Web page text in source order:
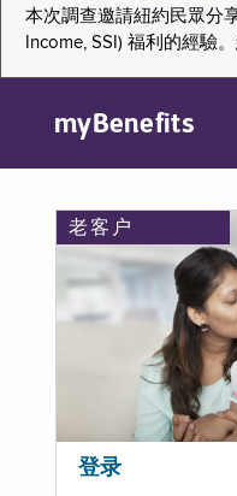
本次調查邀請紐約民眾分
Income, SSI) 福利的經驗
myBenefits
老客户
登录